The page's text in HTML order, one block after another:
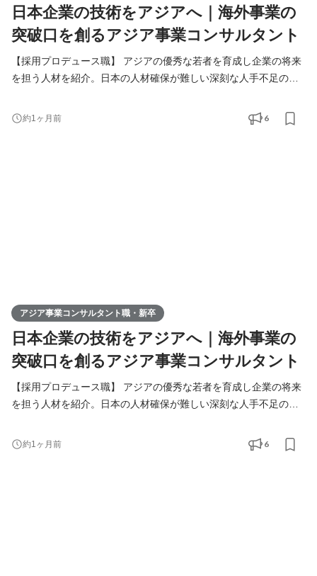
日本企業の技術をアジアへ｜海外事業の
突破口を創るアジア事業コンサルタント
【採用プロデュース職】 アジアの優秀な若者を育成し企業の将来
を担う人材を紹介。日本の人材確保が難しい深刻な人手不足の課
りを核に、日本企業の中国アジアビジネスを支援。当社が手掛け
る様々なアジア事業の課題解決（進出、販路拡大、経営請負、事
約1ヶ月前 6
アジア事業コンサルタント職・新卒
日本企業の技術をアジアへ｜海外事業の
突破口を創るアジア事業コンサルタント
【採用プロデュース職】 アジアの優秀な若者を育成し企業の将来
を担う人材を紹介。日本の人材確保が難しい深刻な人手不足の課
りを核に、日本企業の中国アジアビジネスを支援。当社が手掛け
る様々なアジア事業の課題解決（進出、販路拡大、経営請負、事
約1ヶ月前 6